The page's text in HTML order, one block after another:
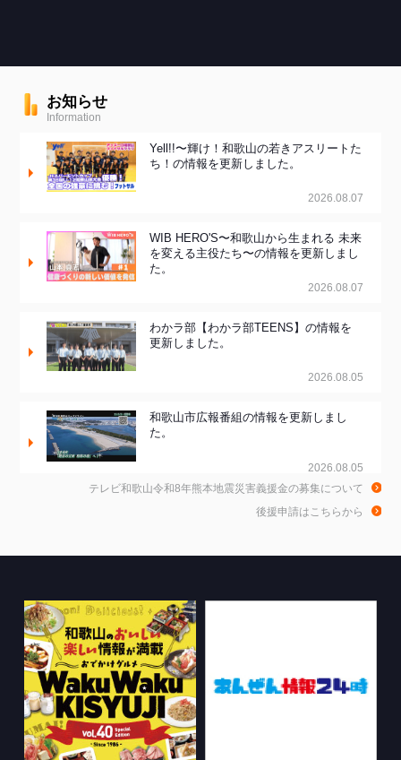
お知らせ
Information
Yell!!〜輝け！和歌山の若きアスリートた
ち！の情報を更新しました。
2026.08.07
WIB HERO'S〜和歌山から生まれる 未来
を変える主役たち〜の情報を更新しまし
た。
2026.08.07
わかラ部【わかラ部TEENS】の情報を
更新しました。
2026.08.05
和歌山市広報番組の情報を更新しまし
た。
2026.08.05
和歌山de乾杯！の情報を更新しました。
2026.08.04
ちゃぶ台おかわりの情報を更新しまし
た。
テレビ和歌山令和8年熊本地震災害義援金の募集について
後援申請はこちらから